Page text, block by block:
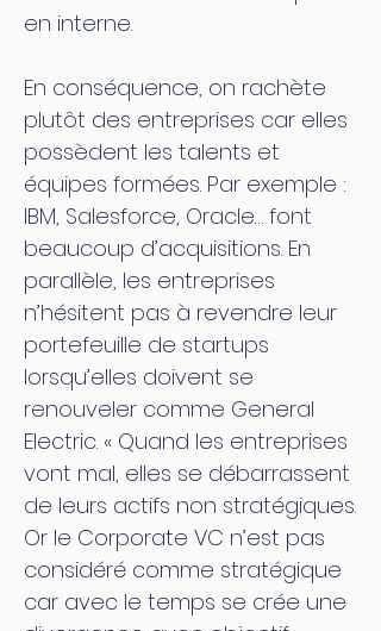
en interne.
En conséquence, on rachète
plutôt des entreprises car elles
possèdent les talents et
équipes formées. Par exemple :
IBM, Salesforce, Oracle… font
beaucoup d’acquisitions. En
parallèle, les entreprises
n’hésitent pas à revendre leur
portefeuille de startups
lorsqu’elles doivent se
renouveler comme General
Electric. « Quand les entreprises
vont mal, elles se débarrassent
de leurs actifs non stratégiques.
Or le Corporate VC n’est pas
considéré comme stratégique
car avec le temps se crée une